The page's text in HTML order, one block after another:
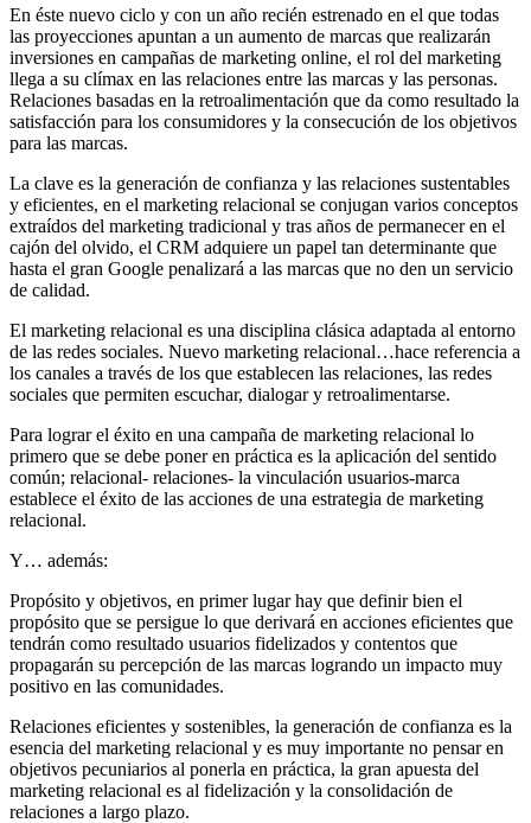
En éste nuevo ciclo y con un año recién estrenado en el que todas
las proyecciones apuntan a un aumento de marcas que realizarán
inversiones en campañas de marketing online, el rol del marketing
llega a su clímax en las relaciones entre las marcas y las personas.
Relaciones basadas en la retroalimentación que da como resultado la
satisfacción para los consumidores y la consecución de los objetivos
para las marcas.
La clave es la generación de confianza y las relaciones sustentables
y eficientes, en el marketing relacional se conjugan varios conceptos
extraídos del marketing tradicional y tras años de permanecer en el
cajón del olvido, el CRM adquiere un papel tan determinante que
hasta el gran Google penalizará a las marcas que no den un servicio
de calidad.
El marketing relacional es una disciplina clásica adaptada al entorno
de las redes sociales. Nuevo marketing relacional…hace referencia a
los canales a través de los que establecen las relaciones, las redes
sociales que permiten escuchar, dialogar y retroalimentarse.
Para lograr el éxito en una campaña de marketing relacional lo
primero que se debe poner en práctica es la aplicación del sentido
común; relacional- relaciones- la vinculación usuarios-marca
establece el éxito de las acciones de una estrategia de marketing
relacional.
Y… además:
Propósito y objetivos, en primer lugar hay que definir bien el
propósito que se persigue lo que derivará en acciones eficientes que
tendrán como resultado usuarios fidelizados y contentos que
propagarán su percepción de las marcas logrando un impacto muy
positivo en las comunidades.
Relaciones eficientes y sostenibles, la generación de confianza es la
esencia del marketing relacional y es muy importante no pensar en
objetivos pecuniarios al ponerla en práctica, la gran apuesta del
marketing relacional es al fidelización y la consolidación de
relaciones a largo plazo.